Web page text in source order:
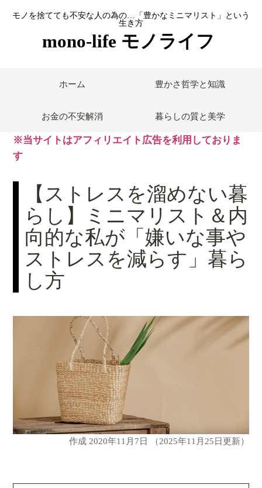
モノを捨てても不安な人の為の…「豊かなミニマリスト」という
生き方
mono-life モノライフ
ホーム 豊かさ哲学と知識
お金の不安解消 暮らしの質と美学
※当サイトはアフィリエイト広告を利用しておりま
す
【ストレスを溜めない暮
らし】ミニマリスト＆内
向的な私が「嫌いな事や
ストレスを減らす」暮ら
し方
作成2020年11月7日 （2025年11月25日更新）